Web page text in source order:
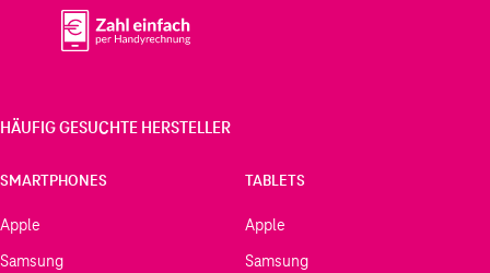
HÄUFIG GESUCHTE HERSTELLER
SMARTPHONES
Apple
Samsung
TABLETS
Apple
Samsung